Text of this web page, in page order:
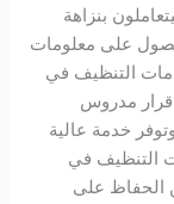
بنزاهة
على معلومات
التنظيف في
مدروس
خدمة عالية
التنظيف في
الحفاظ على